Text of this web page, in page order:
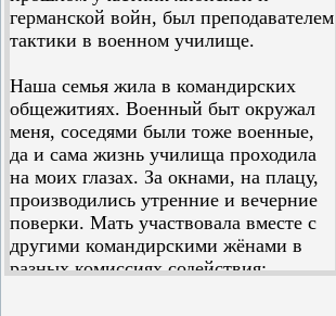
Пригарин старался защитить
Хрущева от «сталинистских
нападок». Результат у него
оказался, скорее, противоположный
– он продемонстрировал всю
теоретическую слабость идейных
наследников позднесоветского
ревизионизма.
Разбирать написанное им о
репрессиях и жилищном
строительстве (а заодно о
«раскрепощении крестьян») тут не
германской войн, был преподавателем
тактики в военном училище.
Наша семья жила в командирских
общежитиях. Военный быт окружал
меня, соседями были тоже военные,
да и сама жизнь училища проходила
на моих глазах. За окнами, на плацу,
производились утренние и вечерние
поверки. Мать участвовала вместе с
другими командирскими жёнами в
разных комиссиях содействия;